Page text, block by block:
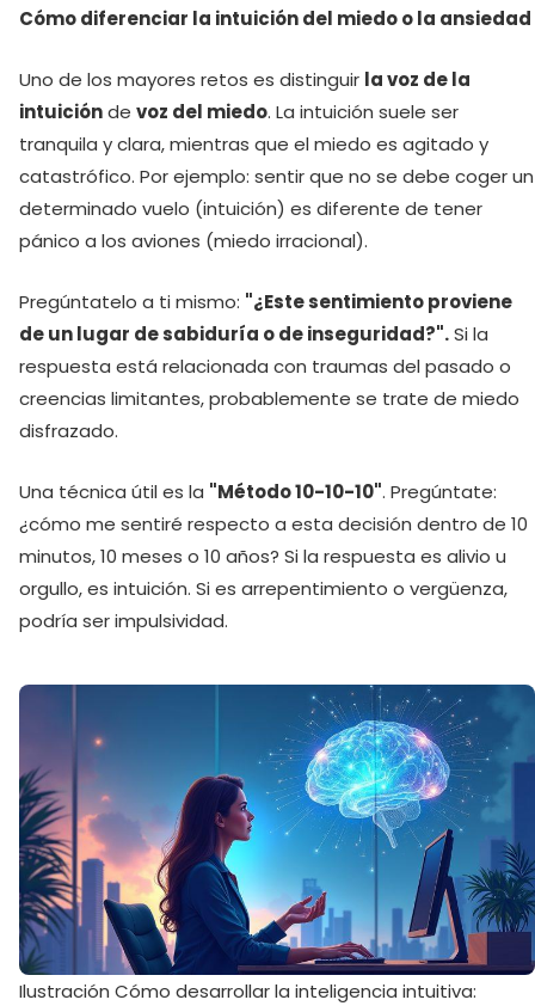
Cómo diferenciar la intuición del miedo o la ansiedad
Uno de los mayores retos es distinguir la voz de la
intuiciónde voz del miedo. La intuición suele ser
tranquila y clara, mientras que el miedo es agitado y
catastrófico. Por ejemplo: sentir que no se debe coger un
determinado vuelo (intuición) es diferente de tener
pánico a los aviones (miedo irracional).
Pregúntatelo a ti mismo: "¿Este sentimiento proviene
de un lugar de sabiduría o de inseguridad?".Si la
respuesta está relacionada con traumas del pasado o
creencias limitantes, probablemente se trate de miedo
disfrazado.
Una técnica útil es la "Método 10-10-10". Pregúntate:
¿cómo me sentiré respecto a esta decisión dentro de 10
minutos, 10 meses o 10 años? Si la respuesta es alivio u
orgullo, es intuición. Si es arrepentimiento o vergüenza,
podría ser impulsividad.
Ilustración Cómo desarrollar la inteligencia intuitiva: